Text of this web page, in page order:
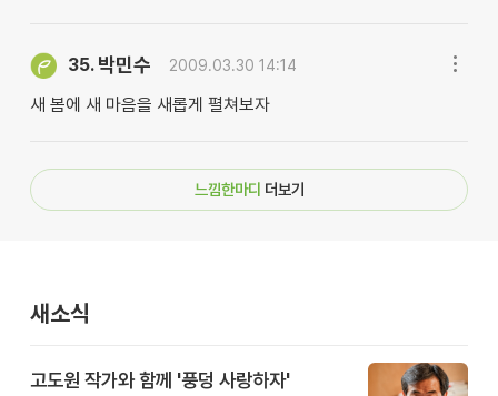
35. 박민수 2009.03.30 14:14
새 봄에 새 마음을 새롭게 펼쳐보자
느낌한마디 더보기
새소식
고도원 작가와 함께 '풍덩 사랑하자'